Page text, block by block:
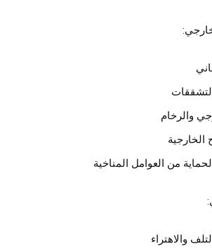
والرخام
الخارجية
من العوامل المناخية
والاهتراء